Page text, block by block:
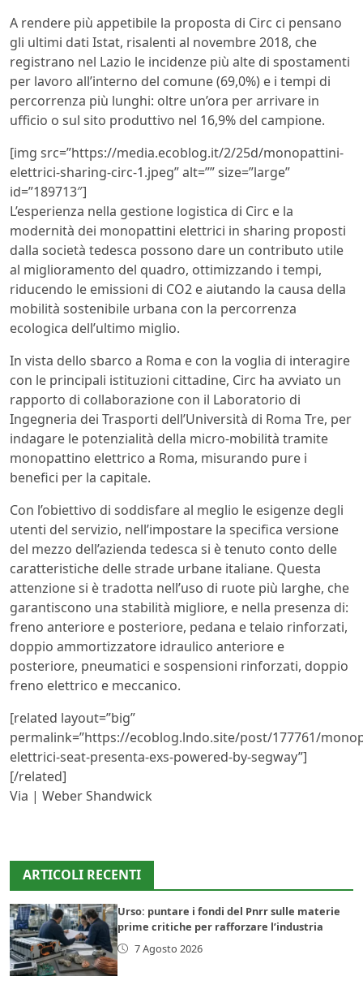
A rendere più appetibile la proposta di Circ ci pensano
gli ultimi dati Istat, risalenti al novembre 2018, che
registrano nel Lazio le incidenze più alte di spostamenti
per lavoro all’interno del comune (69,0%) e i tempi di
percorrenza più lunghi: oltre un’ora per arrivare in
ufficio o sul sito produttivo nel 16,9% del campione.
[img src=”https://media.ecoblog.it/2/25d/monopattini-
elettrici-sharing-circ-1.jpeg” alt=”” size=”large”
id=”189713″]
L’esperienza nella gestione logistica di Circ e la
modernità dei monopattini elettrici in sharing proposti
dalla società tedesca possono dare un contributo utile
al miglioramento del quadro, ottimizzando i tempi,
riducendo le emissioni di CO2 e aiutando la causa della
mobilità sostenibile urbana con la percorrenza
ecologica dell’ultimo miglio.
In vista dello sbarco a Roma e con la voglia di interagire
con le principali istituzioni cittadine, Circ ha avviato un
rapporto di collaborazione con il Laboratorio di
Ingegneria dei Trasporti dell’Università di Roma Tre, per
indagare le potenzialità della micro-mobilità tramite
monopattino elettrico a Roma, misurando pure i
benefici per la capitale.
Con l’obiettivo di soddisfare al meglio le esigenze degli
utenti del servizio, nell’impostare la specifica versione
del mezzo dell’azienda tedesca si è tenuto conto delle
caratteristiche delle strade urbane italiane. Questa
attenzione si è tradotta nell’uso di ruote più larghe, che
garantiscono una stabilità migliore, e nella presenza di:
freno anteriore e posteriore, pedana e telaio rinforzati,
doppio ammortizzatore idraulico anteriore e
posteriore, pneumatici e sospensioni rinforzati, doppio
freno elettrico e meccanico.
[related layout=”big”
permalink=”https://ecoblog.lndo.site/post/177761/
elettrici-seat-presenta-exs-powered-by-segway”]
[/related]
Via | Weber Shandwick
ARTICOLI RECENTI
Urso: puntare i fondi del Pnrr sulle materie
prime critiche per rafforzare l’industria
7 Agosto 2026